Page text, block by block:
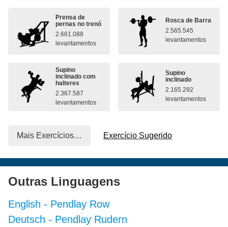
Prensa de
pernas no trenó
2.661.088
levantamentos
Rosca de Barra
2.565.545
levantamentos
Supino
inclinado com
halteres
2.367.587
levantamentos
Supino
inclinado
2.165.292
levantamentos
Mais Exercícios… Exercício Sugerido
Outras Linguagens
English - Pendlay Row
Deutsch - Pendlay Rudern